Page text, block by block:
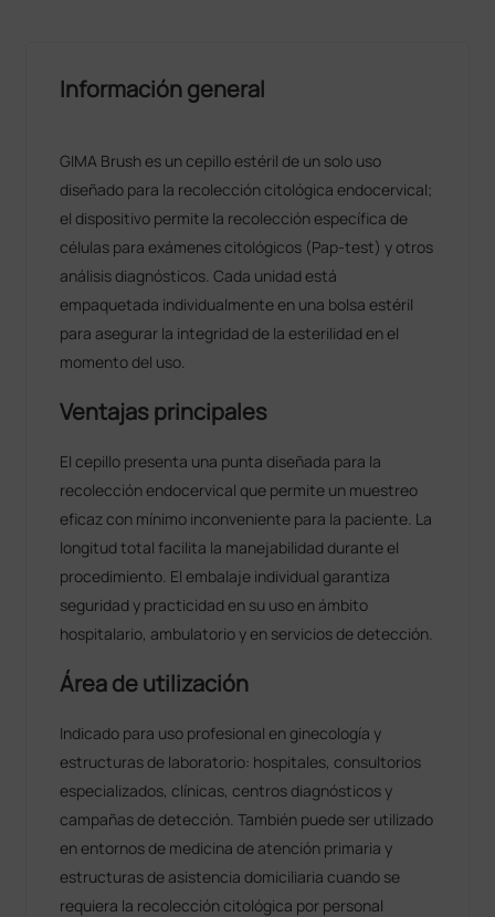
Información general
GIMA Brush es un cepillo estéril de un solo uso
diseñado para la recolección citológica endocervical;
el dispositivo permite la recolección específica de
células para exámenes citológicos (Pap-test) y otros
análisis diagnósticos. Cada unidad está
empaquetada individualmente en una bolsa estéril
para asegurar la integridad de la esterilidad en el
momento del uso.
Ventajas principales
El cepillo presenta una punta diseñada para la
recolección endocervical que permite un muestreo
eficaz con mínimo inconveniente para la paciente. La
longitud total facilita la manejabilidad durante el
procedimiento. El embalaje individual garantiza
seguridad y practicidad en su uso en ámbito
hospitalario, ambulatorio y en servicios de detección.
Área de utilización
Indicado para uso profesional en ginecología y
estructuras de laboratorio: hospitales, consultorios
especializados, clínicas, centros diagnósticos y
campañas de detección. También puede ser utilizado
en entornos de medicina de atención primaria y
estructuras de asistencia domiciliaria cuando se
requiera la recolección citológica por personal